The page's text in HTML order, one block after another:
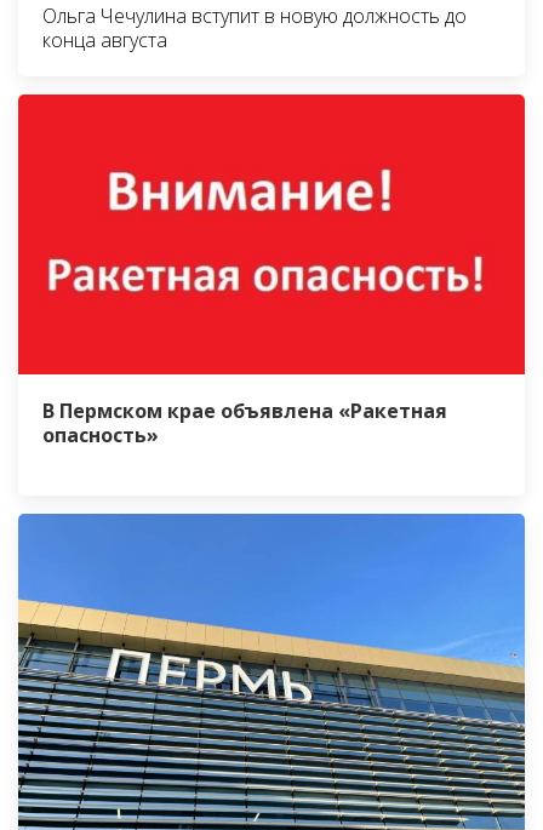
Ольга Чечулина вступит в новую должность до
конца августа
В Пермском крае объявлена «Ракетная
опасность»